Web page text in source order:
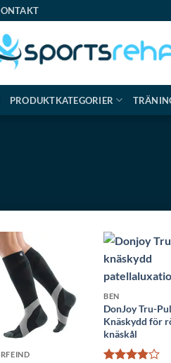
PRODUKTKATEGORIER
BEN
DonJoy Tru-
Knäskydd för
knäskål